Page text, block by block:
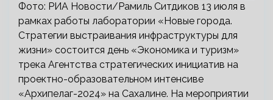
Фото: РИА Новости/Рамиль Ситдиков 13 июля в
рамках работы лаборатории «Новые города.
Стратегии выстраивания инфраструктуры для
жизни» состоится день «Экономика и туризм»
трека Агентства стратегических инициатив на
проектно-образовательном интенсиве
«Архипелаг-2024» на Сахалине. На мероприятии